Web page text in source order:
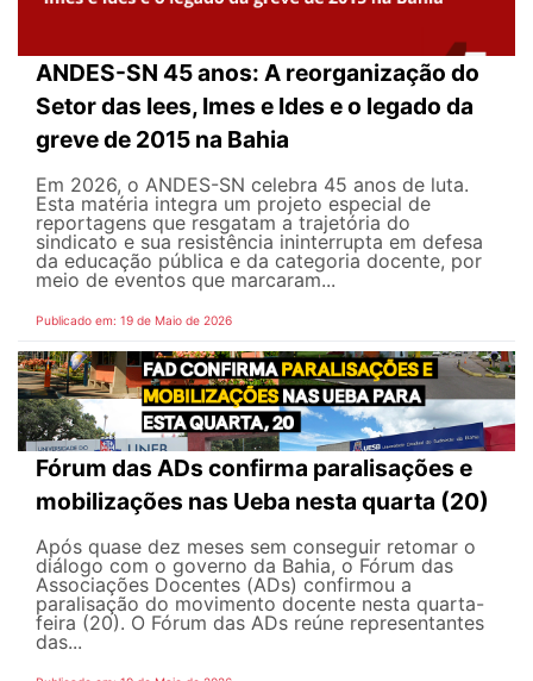
ANDES-SN 45 anos: A reorganização do
Setor das Iees, Imes e Ides e o legado da
greve de 2015 na Bahia
Em 2026, o ANDES-SN celebra 45 anos de luta.
Esta matéria integra um projeto especial de
reportagens que resgatam a trajetória do
sindicato e sua resistência ininterrupta em defesa
da educação pública e da categoria docente, por
meio de eventos que marcaram...
Publicado em: 19 de Maio de 2026
Fórum das ADs confirma paralisações e
mobilizações nas Ueba nesta quarta (20)
Após quase dez meses sem conseguir retomar o
diálogo com o governo da Bahia, o Fórum das
Associações Docentes (ADs) confirmou a
paralisação do movimento docente nesta quarta-
feira (20). O Fórum das ADs reúne representantes
das...